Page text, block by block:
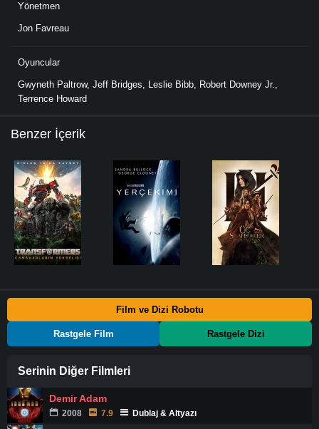
Yönetmen
Jon Favreau
Oyuncular
Gwyneth Paltrow, Jeff Bridges, Leslie Bibb, Robert Downey Jr.,
Terrence Howard
Benzer İçerik
Film ve Dizi Robotu
Rastgele Film Rastgele Dizi
Serinin Diğer Filmleri
Demir Adam
2008 7.9 Dublaj & Altyazı